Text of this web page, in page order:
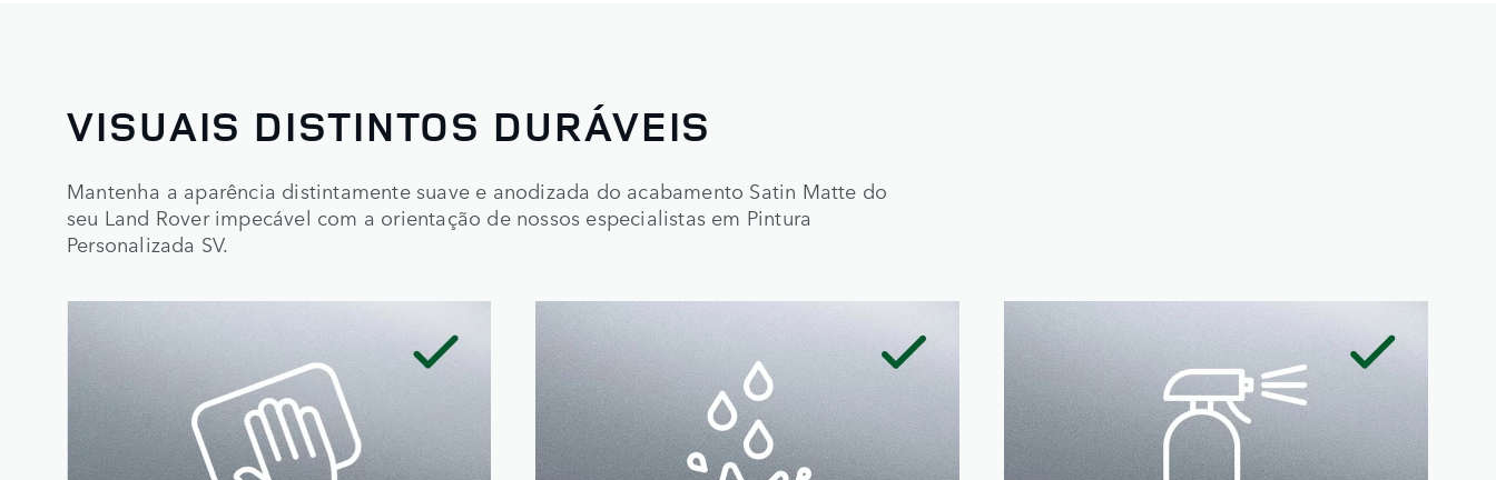
VISUAIS DISTINTOS DURÁVEIS
Mantenha a aparência distintamente suave e anodizada do acabamento Satin Matte do
seu Land Rover impecável com a orientação de nossos especialistas em Pintura
Personalizada SV.